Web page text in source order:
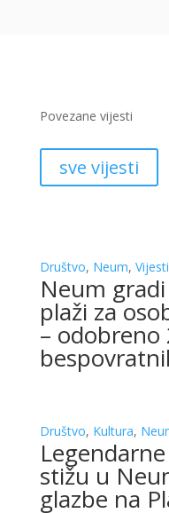
Povezane vijesti
sve vijesti
Društvo, Neum, Vijesti
Neum
plaži za
– odobreno
Društvo, Kultura,
stižu u
glazbe na